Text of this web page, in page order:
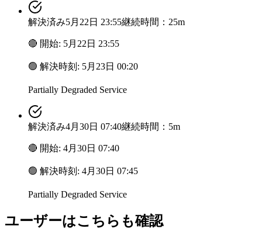
解決済み5月22日 23:55継続時間：25m
🔴 開始: 5月22日 23:55
🟢 解決時刻 : 5月23日 00:20
Partially Degraded Service
解決済み4月30日 07:40継続時間：5m
🔴 開始: 4月30日 07:40
🟢 解決時刻 : 4月30日 07:45
Partially Degraded Service
ユーザーはこちらも確認